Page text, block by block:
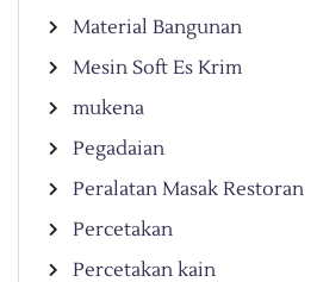
Material Bangunan
Mesin Soft Es Krim
mukena
Pegadaian
Peralatan Masak Restoran
Percetakan
Percetakan kain